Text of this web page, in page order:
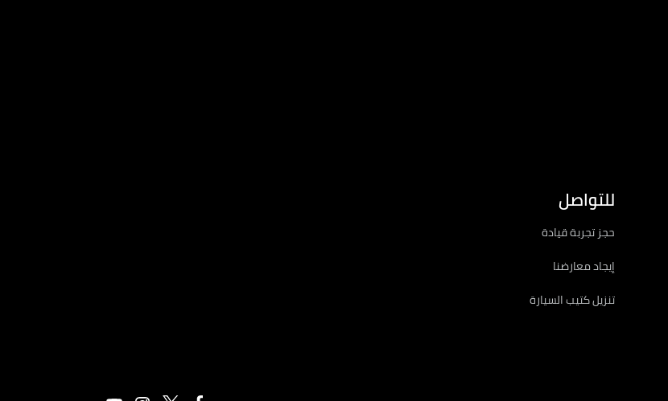
للتواصل
حجز تجربة قيادة
إيجاد معارضنا
تنزيل كتيب السيارة